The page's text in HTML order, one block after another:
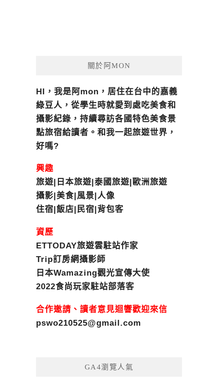
關於阿MON
HI，我是阿mon，居住在台中的嘉義
綠豆人，從學生時就愛到處吃美食和
攝影紀錄，持續尋訪各國特色美食景
點旅宿給讀者。和我一起旅遊世界，
好嗎?
興趣
旅遊|日本旅遊|泰國旅遊|歐洲旅遊
攝影|美食|風景|人像
住宿|飯店|民宿|背包客
資歷
ETTODAY旅遊雲駐站作家
Trip訂房網攝影師
日本Wamazing觀光宣傳大使
2022食尚玩家駐站部落客
合作邀請、讀者意見迴響歡迎來信
pswo210525@gmail.com
GA4瀏覽人氣